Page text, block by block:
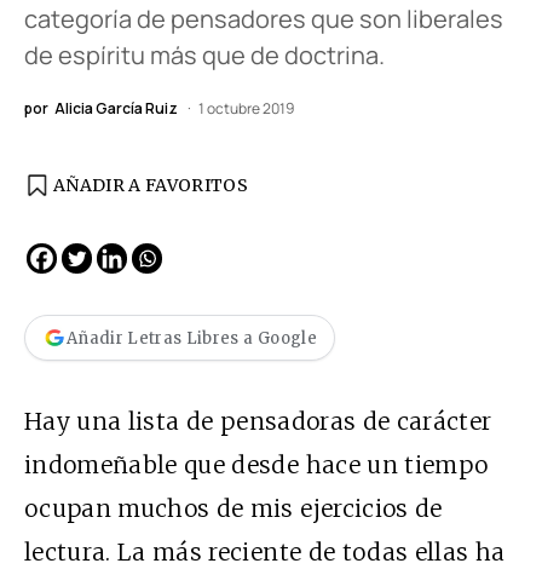
categoría de pensadores que son liberales
de espíritu más que de doctrina.
por Alicia García Ruiz 1 octubre 2019
AÑADIR A FAVORITOS
Añadir Letras Libres a Google
Hay una lista de pensadoras de carácter
indomeñable que desde hace un tiempo
ocupan muchos de mis ejercicios de
lectura. La más reciente de todas ellas ha